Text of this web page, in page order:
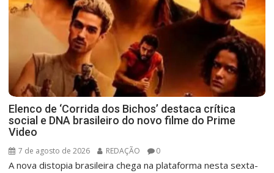
Elenco de ‘Corrida dos Bichos’ destaca crítica
social e DNA brasileiro do novo filme do Prime
Video
7 de agosto de 2026 REDAÇÃO 0
A nova distopia brasileira chega na plataforma nesta sexta-